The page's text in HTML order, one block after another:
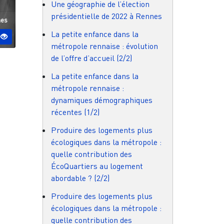
Une géographie de l’élection
présidentielle de 2022 à Rennes
La petite enfance dans la
métropole rennaise : évolution
de l’offre d’accueil (2/2)
La petite enfance dans la
métropole rennaise :
dynamiques démographiques
récentes (1/2)
Produire des logements plus
écologiques dans la métropole :
quelle contribution des
ÉcoQuartiers au logement
abordable ? (2/2)
Produire des logements plus
écologiques dans la métropole :
quelle contribution des